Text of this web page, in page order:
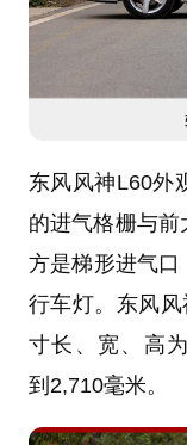
东风风神L60外
的进气格栅与
方是梯形进气
行车灯。东风
寸长、宽、高
到2,710毫米。